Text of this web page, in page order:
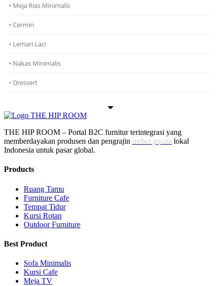
• Meja Rias Minimalis
• Cermin
• Lemari Laci
• Nakas Minimalis
• Dressert
THE HIP ROOM – Portal B2C furnitur terintegrasi yang
memberdayakan produsen dan pengrajin mebel jepara lokal
Indonesia untuk pasar global.
Products
Ruang Tamu
Furniture Cafe
Tempat Tidur
Kursi Rotan
Outdoor Furniture
Best Product
Sofa Minimalis
Kursi Cafe
Meja TV